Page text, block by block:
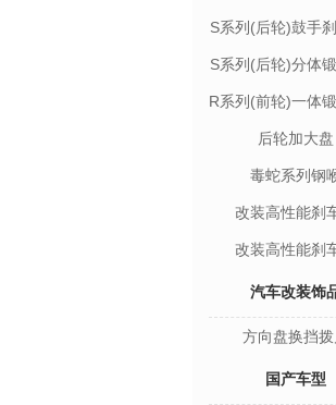
刹卡钳套件
S系列(后轮)鼓手
钳套件
S系列(后轮)分体
双卡钳
R系列(前轮)一体
卡钳套餐
后轮加大盘
毒蛇系列钢
改装高性能刹
改装高性能刹
汽车改装饰
方向盘换挡
国产车型